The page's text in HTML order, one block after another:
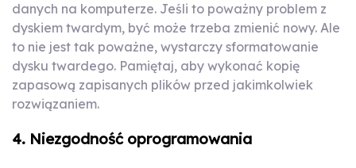
danych na komputerze. Jeśli to poważny problem z
dyskiem twardym, być może trzeba zmienić nowy. Ale
to nie jest tak poważne, wystarczy sformatowanie
dysku twardego. Pamiętaj, aby wykonać kopię
zapasową zapisanych plików przed jakimkolwiek
rozwiązaniem.
4. Niezgodność oprogramowania